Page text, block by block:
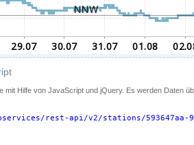
mit Hilfe von JavaScript und jQuery. Es werden Daten
rest-api/v2/stations/593647aa-